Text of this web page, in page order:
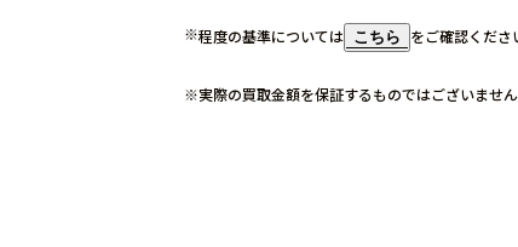
程度の基準については こちら をご確認くださ
実際の買取金額を保証するものではございませ